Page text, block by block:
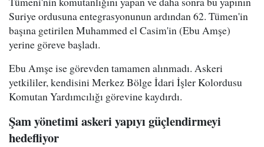
Suriye ordusuna entegrasyonunun ardından 62. Tümen'in
başına getirilen Muhammed el Casim'in (Ebu Amşe)
yerine göreve başladı.
Ebu Amşe ise görevden tamamen alınmadı. Askeri
yetkililer, kendisini Merkez Bölge İdari İşler Kolordusu
Komutan Yardımcılığı görevine kaydırdı.
Şam yönetimi askeri yapıyı güçlendirmeyi
hedefliyor